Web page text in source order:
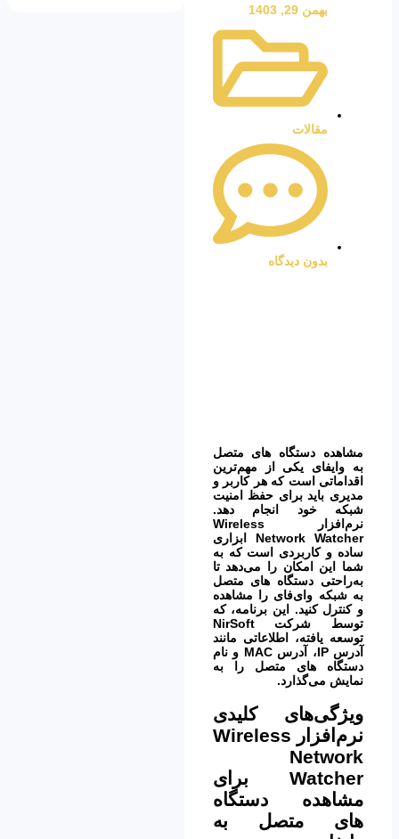
بهمن 29, 1403
مقالات
بدون دیدگاه
مشاهده دستگاه های متصل
به وایفای یکی از مهم‌ترین
اقداماتی است که هر کاربر و
مدیری باید برای حفظ امنیت
شبکه خود انجام دهد.
نرم‌افزارWireless
Network Watcher ابزاری
ساده و کاربردی است که به
شما این امکان را می‌دهد تا
به‌راحتی دستگاه های متصل
به شبکه وای‌فای را مشاهده
و کنترل کنید. این برنامه، که
توسط شرکت NirSoft
توسعه یافته، اطلاعاتی مانند
آدرس IP، آدرس MAC و نام
دستگاه های متصل را به
نمایش می‌گذارد.
ویژگی‌های کلیدی
نرم‌افزار Wireless
Network
Watcher برای
مشاهده دستگاه
های متصل به